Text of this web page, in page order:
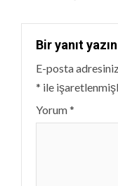
Bir yanıt yazın
E-posta
* ile
Yorum*